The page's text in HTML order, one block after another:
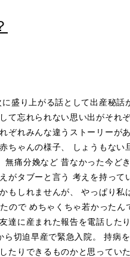
盛り上がる話として出産秘話
て忘れられない思い出がそれ
ぞれみんな違うストーリーが
ゃんの様子、 しょうもない
痛分娩など 昔なかった今ど
がタブーと言う 考えを持って
もしれませんが、 やっぱり私
ので めちゃくちゃ若かったん
達に産まれた報告を電話した
切迫早産で緊急入院。 持病
りできるものかと思ってい